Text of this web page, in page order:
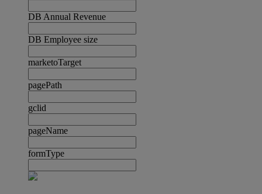
DB Annual Revenue
DB Employee size
marketoTarget
pagePath
gclid
pageName
formType